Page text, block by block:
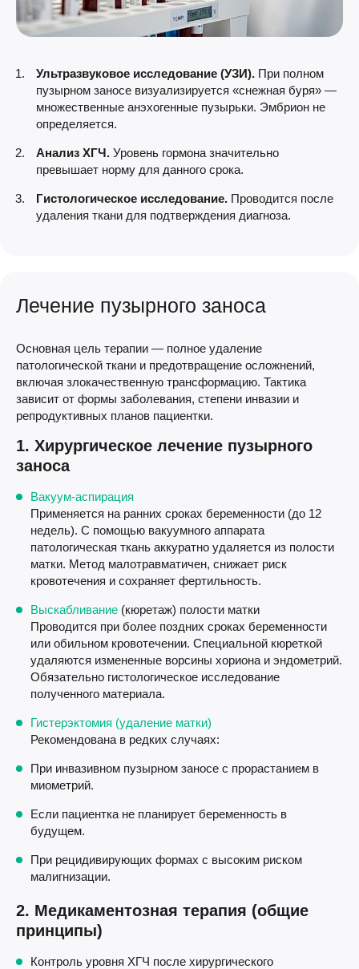
Ультразвуковое исследование (УЗИ). При полном
пузырном заносе визуализируется «снежная буря» —
множественные анэхогенные пузырьки. Эмбрион не
определяется.
Анализ ХГЧ. Уровень гормона значительно
превышает норму для данного срока.
Гистологическое исследование. Проводится после
удаления ткани для подтверждения диагноза.
Лечение пузырного заноса
Основная цель терапии — полное удаление
патологической ткани и предотвращение осложнений,
включая злокачественную трансформацию. Тактика
зависит от формы заболевания, степени инвазии и
репродуктивных планов пациентки.
1. Хирургическое лечение пузырного
заноса
Вакуум-аспирация
Применяется на ранних сроках беременности (до 12
недель). С помощью вакуумного аппарата
патологическая ткань аккуратно удаляется из полости
матки. Метод малотравматичен, снижает риск
кровотечения и сохраняет фертильность.
Выскабливание (кюретаж) полости матки
Проводится при более поздних сроках беременности
или обильном кровотечении. Специальной кюреткой
удаляются измененные ворсины хориона и эндометрий.
Обязательно гистологическое исследование
полученного материала.
Гистерэктомия (удаление матки)
Рекомендована в редких случаях:
При инвазивном пузырном заносе с прорастанием в
миометрий.
Если пациентка не планирует беременность в
будущем.
При рецидивирующих формах с высоким риском
малигнизации.
2. Медикаментозная терапия (общие
принципы)
Контроль уровня ХГЧ после хирургического